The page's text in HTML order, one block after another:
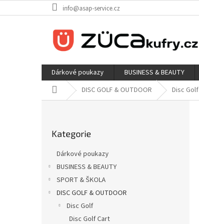
na
info@asap-service.cz
Dárkové poukazy BUSINESS & BEAUTY
Domů DISC GOLF & OUTDOOR Disc Golf
kategorie
Kategorie
Dárkové poukazy
BUSINESS & BEAUTY
SPORT & ŠKOLA
DISC GOLF & OUTDOOR
Disc Golf
Disc Golf Cart